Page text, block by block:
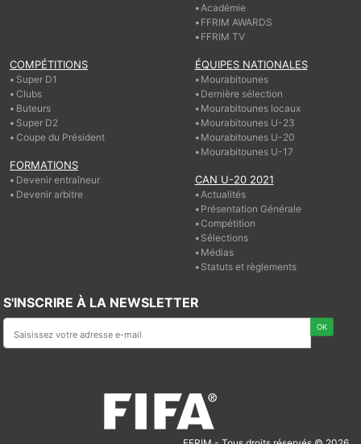
Académie
FFRIM AWARDS
FFRIM TV
COMPÉTITIONS
Super D1
Clubs
Buteurs
Super D2
Coupe du Président
FORMATIONS
Devenir entraîneur
Devenir arbitre
ÉQUIPES NATIONALES
Mourabitounes
Dernière sélection
Mourabitounes locaux
Mourabitounes U-23
Mourabitounes U-20
Mourabitounes U-17
CAN U-20 2021
Actualités
Présentation Générale
Compétition
Sélections
Médias
Statuts et règlements
S'INSCRIRE À LA NEWSLETTER